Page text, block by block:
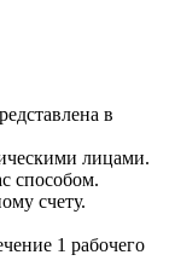
в
лицами.
способом.
счету.
1 рабочего